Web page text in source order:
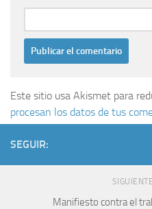
Este sitio usa Akismet para
procesan los datos de tus
SEGUIR:
Manifiesto contra el